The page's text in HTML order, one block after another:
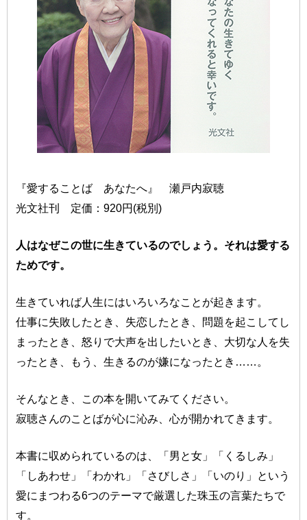
『愛することば あなたへ』 瀬戸内寂聴
光文社刊 定価：920円(税別)
人はなぜこの世に生きているのでしょう。それは愛する
ためです。
生きていれば人生にはいろいろなことが起きます。
仕事に失敗したとき、失恋したとき、問題を起こしてし
まったとき、怒りで大声を出したいとき、大切な人を失
ったとき、もう、生きるのが嫌になったとき……。
そんなとき、この本を開いてみてください。
寂聴さんのことばが心に沁み、心が開かれてきます。
本書に収められているのは、「男と女」「くるしみ」
「しあわせ」「わかれ」「さびしさ」「いのり」という
愛にまつわる6つのテーマで厳選した珠玉の言葉たちで
す。